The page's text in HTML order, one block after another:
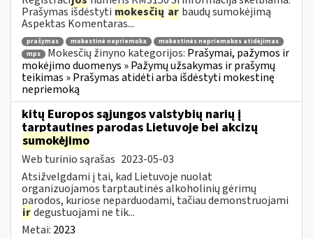
Prašymas išdėstyti mokesčių ar baudų sumokėjimą
Aspektas Komentaras...
prašymas mokestinė nepriemoka
mokestinės nepriemokos atidėjimas
mps
Mokesčių žinyno kategorijos: Prašymai, pažymos ir
mokėjimo duomenys » Pažymų užsakymas ir prašymų
teikimas » Prašymas atidėti arba išdėstyti mokestinę
nepriemoką
kitų Europos sąjungos valstybių narių į
tarptautines parodas Lietuvoje bei akcizų
sumokėjimo
Web turinio sąrašas 2023-05-03
Atsižvelgdami į tai, kad Lietuvoje nuolat
organizuojamos tarptautinės alkoholinių gėrimų
parodos, kuriose neparduodami, tačiau demonstruojami
irdegustuojami ne tik...
Metai: 2023